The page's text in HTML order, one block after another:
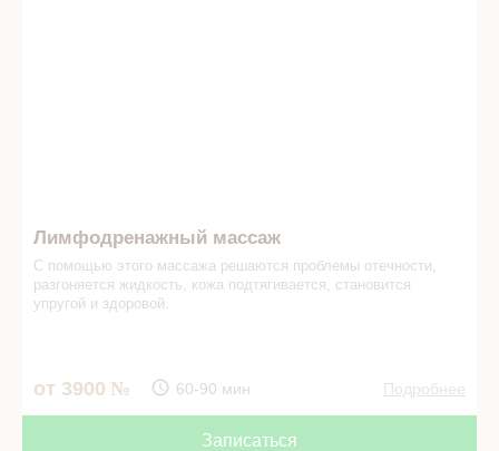
Лимфодренажный массаж
С помощью этого массажа решаются проблемы отечности,
разгоняется жидкость, кожа подтягивается, становится
упругой и здоровой.
от 3900 60-90 мин Подробнее
Записаться